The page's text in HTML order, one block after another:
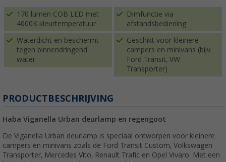
170 lumen COB LED met
4000K kleurtemperatuur
Dimfunctie via
afstandsbediening
Waterdicht en beschermt
tegen binnendringend
water
Geschikt voor kleinere
campers en minivans (bijv.
Ford Transit, VW
Transporter)
PRODUCTBESCHRIJVING
Haba Viganella Urban deurlamp en regengoot
De Viganella Urban deurlamp is speciaal ontworpen voor kleinere
campers en minivans zoals de Ford Transit Custom, Volkswagen
Transporter, Mercedes Vito, Renault Trafic en Opel Vivaro. Met een